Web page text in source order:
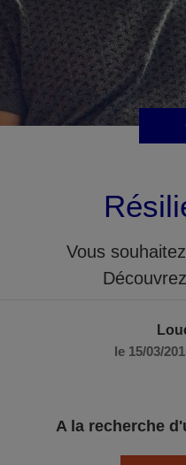
le 15/03/
Vous
A la recherche